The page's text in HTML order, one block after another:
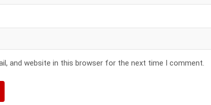
and website in this browser for the next time I comment.